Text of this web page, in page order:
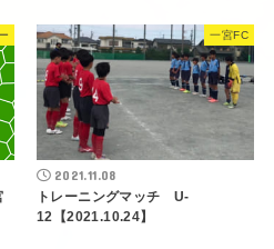
一宮FC
2021.11.08
トレーニングマッチ U-
12【2021.10.24】